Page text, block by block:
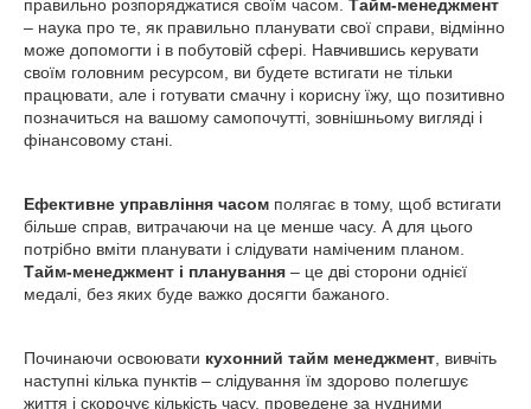
правильно розпоряджатися своїм часом. Тайм-менеджмент
– наука про те, як правильно планувати свої справи, відмінно
може допомогти і в побутовій сфері. Навчившись керувати
своїм головним ресурсом, ви будете встигати не тільки
працювати, але і готувати смачну і корисну їжу, що позитивно
позначиться на вашому самопочутті, зовнішньому вигляді і
фінансовому стані.
Ефективне управління часом полягає в тому, щоб встигати
більше справ, витрачаючи на це менше часу. А для цього
потрібно вміти планувати і слідувати наміченим планом.
Тайм-менеджмент і планування – це дві сторони однієї
медалі, без яких буде важко досягти бажаного.
Починаючи освоювати кухонний тайм менеджмент , вивчіть
наступні кілька пунктів – слідування їм здорово полегшує
життя і скорочує кількість часу, проведене за нудними